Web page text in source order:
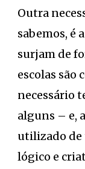
Outra
sabemos, é
surjam de
escolas são
necessário
alguns – e,
utilizado de
lógico e